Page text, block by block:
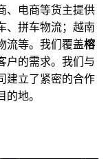
、电商等货主提供
、拼车物流；越南
流等。我们覆盖榕
户的需求。我们与
建立了紧密的合作
地。